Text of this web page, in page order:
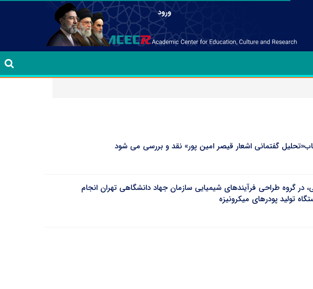
ورود
گفتمانی اشعار قیصر امین پور» نقد و بررسی می‌ شود
گروه طراحی فرآیندهای شیمیایی سازمان جهاد دانشگاهی تهران انجام
تولید پودرهای میکرونیزه